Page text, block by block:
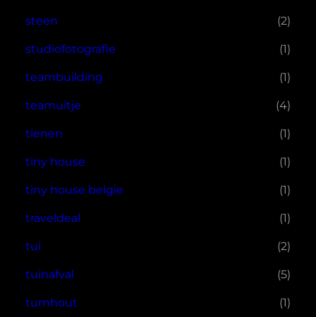
steen (2)
studiofotografie (1)
teambuilding (1)
teamuitje (4)
tienen (1)
tiny house (1)
tiny house belgie (1)
traveldeal (1)
tui (2)
tuinafval (5)
turnhout (1)